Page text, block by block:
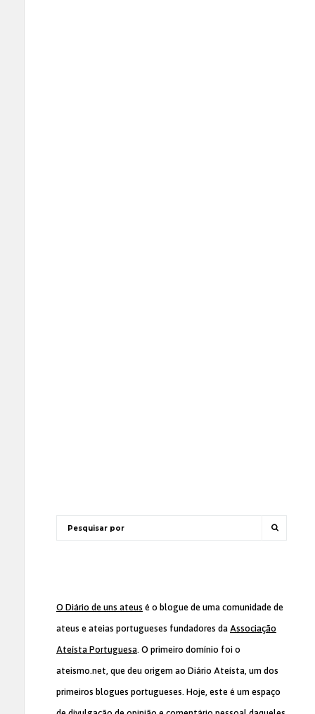
O Diário de uns ateus é o blogue de uma comunidade de
ateus e ateias portugueses fundadores da Associação
Ateísta Portuguesa. O primeiro domínio foi o
ateismo.net, que deu origem ao Diário Ateísta, um dos
primeiros blogues portugueses. Hoje, este é um espaço